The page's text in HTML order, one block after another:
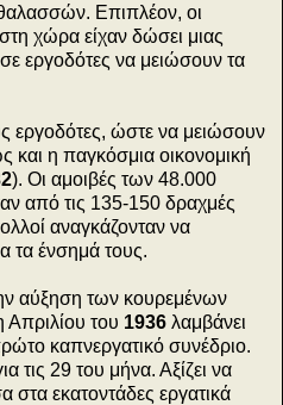
Επιπλέον, οι
χώρα είχαν δώσει μιας
εργοδότες να μειώσουν τα
εργοδότες, ώστε να μειώσουν
και η παγκόσμια οικονομική
). Οι αμοιβές των 48.000
από τις 135-150 δραχμές
αναγκάζονταν να
τα ένσημά τους.
αύξηση των κουρεμένων
Απριλίου του 1936 λαμβάνει
καπνεργατικό συνέδριο.
τις 29 του μήνα. Αξίζει να
εκατοντάδες εργατικά